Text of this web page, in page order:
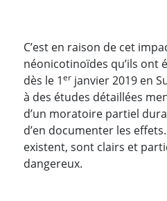
C’est en raison de cet
néonicotinoïdes qu’ils ont
dès le 1er janvier 2019 en
à des études détaillées
d’un moratoire partiel
d’en documenter les
existent, sont clairs et
dangereux.